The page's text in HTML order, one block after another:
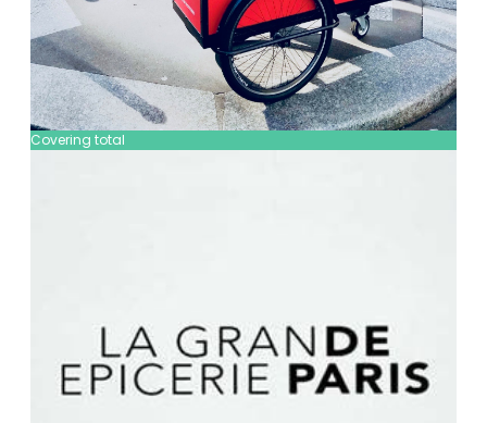
Covering total